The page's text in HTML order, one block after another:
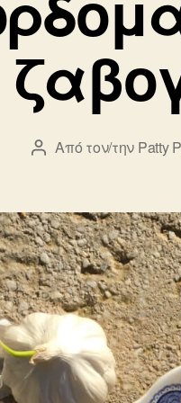
Συντάκτης
Από τον/την Patty